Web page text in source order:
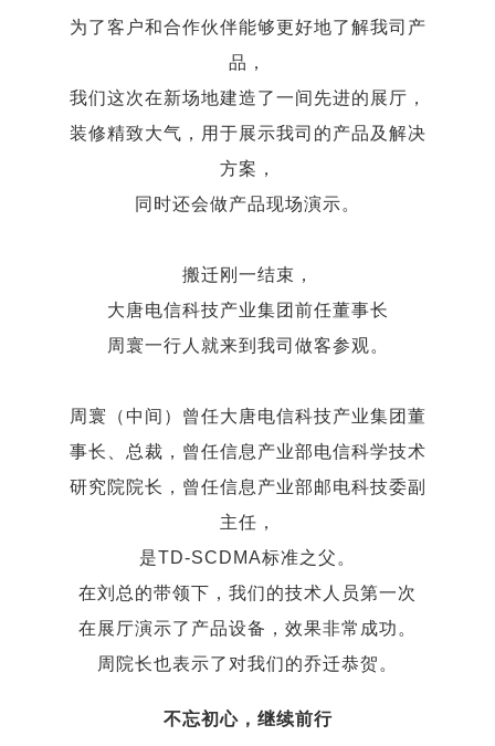
为了客户和合作伙伴能够更好地了解我司产
品，
我们这次在新场地建造了一间先进的展厅，
装修精致大气，用于展示我司的产品及解决
方案，
同时还会做产品现场演示。
搬迁刚一结束，
大唐电信科技产业集团前任董事长
周寰一行人就来到我司做客参观。
周寰（中间）曾任大唐电信科技产业集团董
事长、总裁，曾任信息产业部电信科学技术
研究院院长，曾任信息产业部邮电科技委副
主任，
是TD-SCDMA标准之父。
在刘总的带领下，我们的技术人员第一次
在展厅演示了产品设备，效果非常成功。
周院长也表示了对我们的乔迁恭贺。
不忘初心，继续前行